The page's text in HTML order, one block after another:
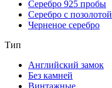
Серебро 925 пробы
Серебро с позолотой
Черненое серебро
Тип
Английский замок
Без камней
Винтажные